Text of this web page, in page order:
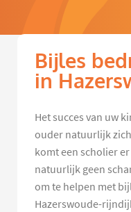
Bijles
in
Het succes van uw
ouder natuurlijk
komt een scholier
natuurlijk geen
om te helpen met
Hazerswoude-